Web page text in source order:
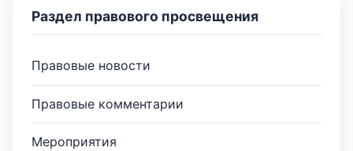
Раздел правового просвещения
Правовые новости
Правовые комментарии
Мероприятия